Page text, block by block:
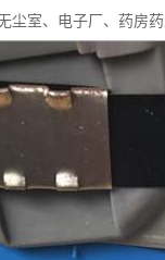
室、电子厂、药房